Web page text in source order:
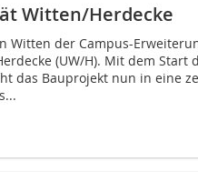
Witten/Herdecke
Witten der Campus-
(UW/H). Mit dem Start
das Bauprojekt nun in eine